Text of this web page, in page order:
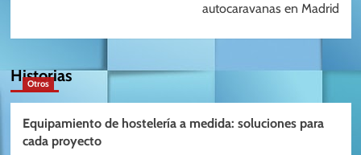
autocaravanas en Madrid
Historias
Otros
Equipamiento de hostelería a medida: soluciones para
cada proyecto